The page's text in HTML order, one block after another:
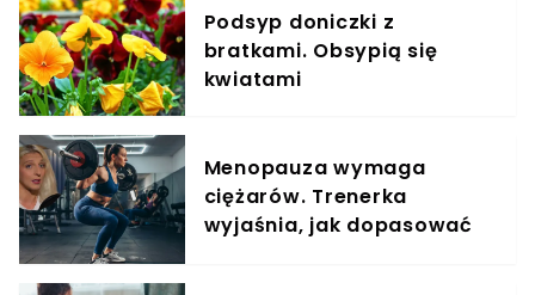
Podsyp doniczki z
bratkami. Obsypią się
kwiatami
Menopauza wymaga
ciężarów. Trenerka
wyjaśnia, jak dopasować